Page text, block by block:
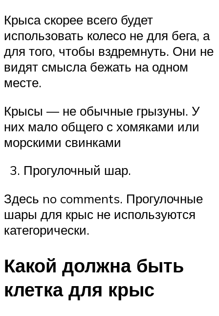
Крыса скорее всего будет
использовать колесо не для бега, а
для того, чтобы вздремнуть. Они не
видят смысла бежать на одном
месте.
Крысы — не обычные грызуны. У
них мало общего с хомяками или
морскими свинками
Прогулочный шар.
Здесь no comments. Прогулочные
шары для крыс не используются
категорически.
Какой должна быть
клетка для крыс